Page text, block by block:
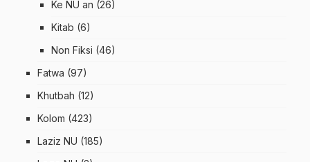
Ke NU an (26)
Kitab (6)
Non Fiksi (46)
Fatwa (97)
Khutbah (12)
Kolom (423)
Laziz NU (185)